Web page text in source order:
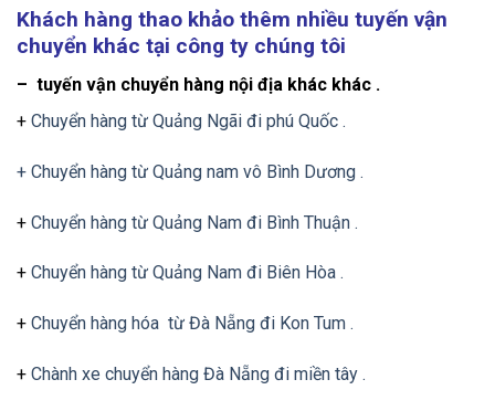
Khách hàng thao khảo thêm nhiều tuyến vận
chuyển khác tại công ty chúng tôi
– tuyến vận chuyển hàng nội địa khác khác .
+ Chuyển hàng từ Quảng Ngãi đi phú Quốc .
+ Chuyển hàng từ Quảng nam vô Bình Dương .
+ Chuyển hàng từ Quảng Nam đi Bình Thuận .
+ Chuyển hàng từ Quảng Nam đi Biên Hòa .
+ Chuyển hàng hóa từ Đà Nẵng đi Kon Tum .
+ Chành xe chuyển hàng Đà Nẵng đi miền tây .